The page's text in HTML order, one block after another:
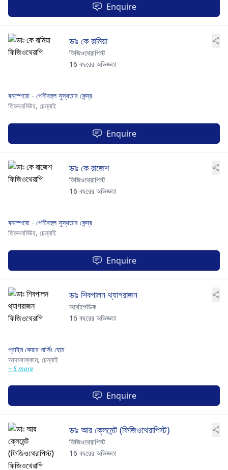
Enquire
ডাঃ কে রামিয়া
ফিজিওথেরাপিস্ট
16 বছরের অভিজ্ঞতা
বনস্পেরো - পেশীবহুল সুস্থতার কেন্দ্র
তিরুবনমিউর, চেন্নাই
Enquire
ডাঃ কে রাজেশ
ফিজিওথেরাপিস্ট
16 বছরের অভিজ্ঞতা
বনস্পেরো - পেশীবহুল সুস্থতার কেন্দ্র
তিরুবনমিউর, চেন্নাই
Enquire
ডাঃ শিবপালন থ্যাগরাজন
অর্থোপেডিক
16 বছরের অভিজ্ঞতা
প্রাইম কেয়ার নার্সিং হোম
আদমবাক্কাম, চেন্নাই
+ 5 more
Enquire
ডাঃ আর ক্লেমেন্ট (ফিজিওথেরাপিস্ট)
ফিজিওথেরাপিস্ট
16 বছরের অভিজ্ঞতা